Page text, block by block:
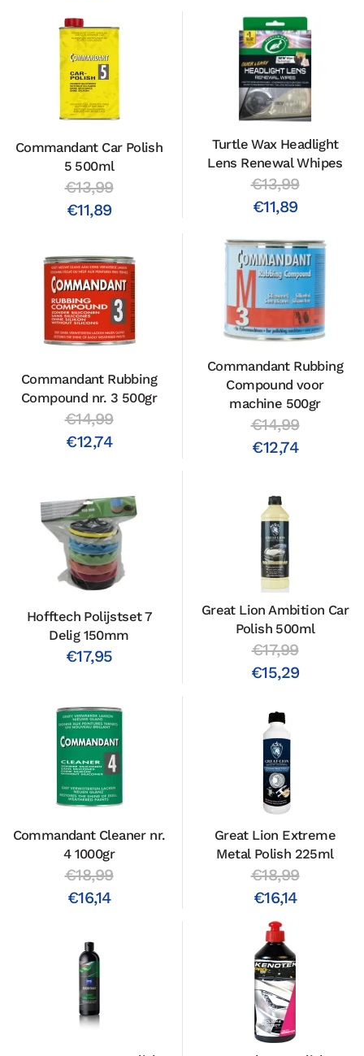
Commandant Car Polish
5 500ml
€13,99
€11,89
Turtle Wax Headlight
Lens Renewal Whipes
€13,99
€11,89
Commandant Rubbing
Compound nr. 3 500gr
€14,99
€12,74
Commandant Rubbing
Compound voor
machine 500gr
€14,99
€12,74
Hofftech Polijstset 7
Delig 150mm
€17,95
Great Lion Ambition Car
Polish 500ml
€17,99
€15,29
Commandant Cleaner nr.
4 1000gr
€18,99
€16,14
Great Lion Extreme
Metal Polish 225ml
€18,99
€16,14